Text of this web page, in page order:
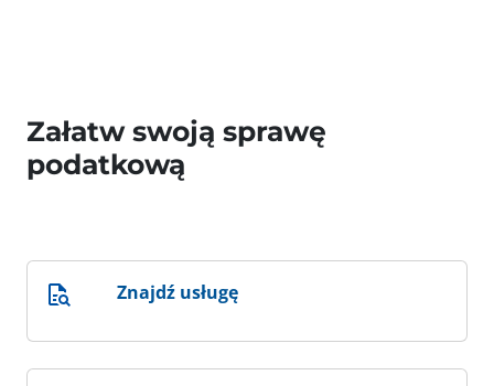
Załatw swoją sprawę
podatkową
Znajdź usługę